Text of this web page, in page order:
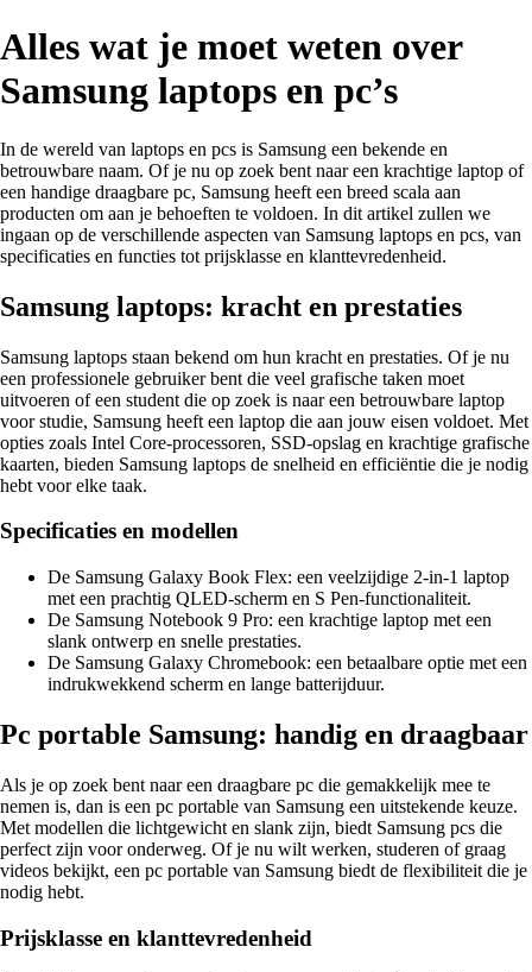
Alles wat je moet weten over
Samsung laptops en pc’s
In de wereld van laptops en pcs is Samsung een bekende en
betrouwbare naam. Of je nu op zoek bent naar een krachtige laptop of
een handige draagbare pc, Samsung heeft een breed scala aan
producten om aan je behoeften te voldoen. In dit artikel zullen we
ingaan op de verschillende aspecten van Samsung laptops en pcs, van
specificaties en functies tot prijsklasse en klanttevredenheid.
Samsung laptops: kracht en prestaties
Samsung laptops staan bekend om hun kracht en prestaties. Of je nu
een professionele gebruiker bent die veel grafische taken moet
uitvoeren of een student die op zoek is naar een betrouwbare laptop
voor studie, Samsung heeft een laptop die aan jouw eisen voldoet. Met
opties zoals Intel Core-processoren, SSD-opslag en krachtige grafische
kaarten, bieden Samsung laptops de snelheid en efficiëntie die je nodig
hebt voor elke taak.
Specificaties en modellen
De Samsung Galaxy Book Flex: een veelzijdige 2-in-1 laptop
met een prachtig QLED-scherm en S Pen-functionaliteit.
De Samsung Notebook 9 Pro: een krachtige laptop met een
slank ontwerp en snelle prestaties.
De Samsung Galaxy Chromebook: een betaalbare optie met een
indrukwekkend scherm en lange batterijduur.
Pc portable Samsung: handig en draagbaar
Als je op zoek bent naar een draagbare pc die gemakkelijk mee te
nemen is, dan is een pc portable van Samsung een uitstekende keuze.
Met modellen die lichtgewicht en slank zijn, biedt Samsung pcs die
perfect zijn voor onderweg. Of je nu wilt werken, studeren of graag
videos bekijkt, een pc portable van Samsung biedt de flexibiliteit die je
nodig hebt.
Prijsklasse en klanttevredenheid